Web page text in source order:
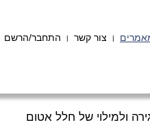
| צור קשר | התחבר/הרשם
ולמילוי של חלל אטום